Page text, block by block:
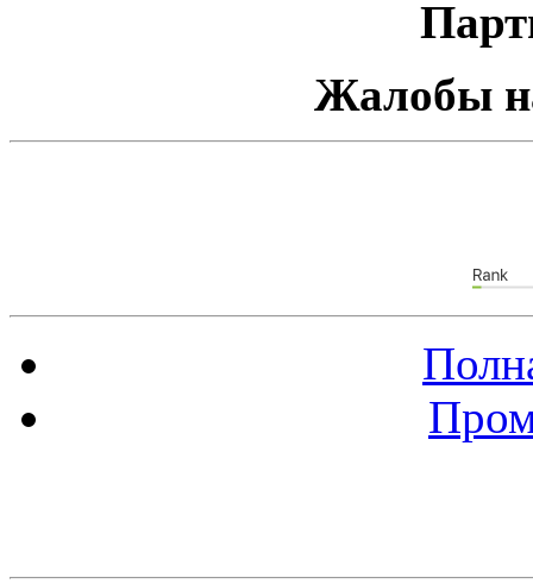
Жалобы